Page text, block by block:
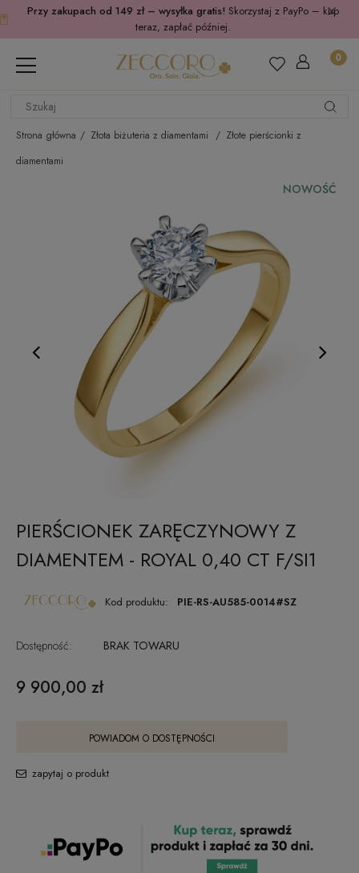
Przy zakupach od 149 zł – wysyłka gratis! Skorzystaj z PayPo – kup
teraz, zapłać później.
Strona główna Złota biżuteria z diamentami
Złote pierścionki z
diamentami
NOWOŚĆ
PIERŚCIONEK ZARĘCZYNOWY Z
DIAMENTEM - ROYAL 0,40 CT F/SI1
Kod produktu: PIE-RS-AU585-0014#SZ
Dostępność: BRAK TOWARU
9 900,00 zł
POWIADOM O DOSTĘPNOŚCI
zapytaj o produkt